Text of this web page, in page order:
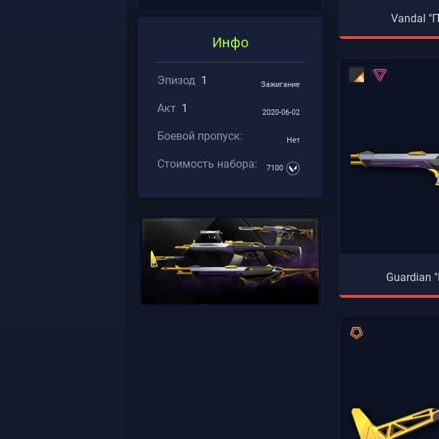
Инфо
Эпизод 1 Зажигание
Акт 1 2020-06-02
Боевой пропуск: Нет
Стоимость набора: 7100
Vandal
Guardian